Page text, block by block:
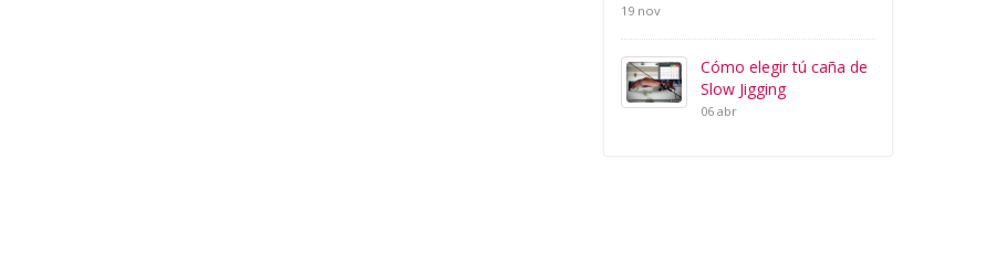
19 nov
Cómo elegir tú caña de
Slow Jigging
06 abr